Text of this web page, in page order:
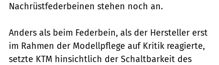
Nachrüstfederbeinen stehen noch an.
Anders als beim Federbein, als der Hersteller erst
im Rahmen der Modellpflege auf Kritik reagierte,
setzte KTM hinsichtlich der Schaltbarkeit des